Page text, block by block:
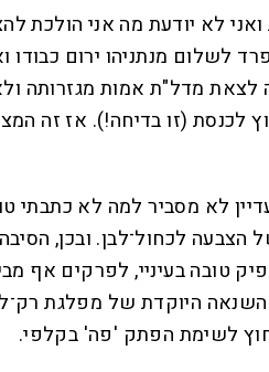
לא יודעת מה אני הולכת
לשלום מנתניהו ירום כבודו
לצאת מדל"ת אמות מגזרותה
לכנסת (זו בדיחה!). אז זה
לא מסביר למה לא כתבתי
הצבעה לכחול־לבן. ובכן,
טובה בעיניי, לפרקים אף
היוקדת של מפלגת
לשימת הפתק 'פה' בקלפי.